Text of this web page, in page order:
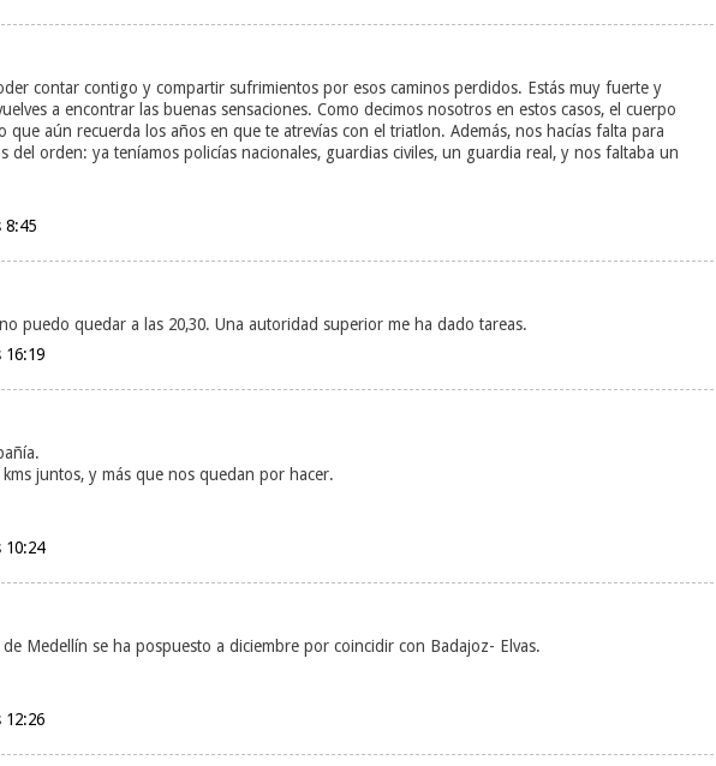
contar contigo y compartir sufrimientos por esos caminos perdidos. Estás muy fuerte y
a encontrar las buenas sensaciones. Como decimos nosotros en estos casos, el cuerpo
que aún recuerda los años en que te atrevías con el triatlon. Además, nos hacías falta para
del orden: ya teníamos policías nacionales, guardias civiles, un guardia real, y nos faltaba un
8:45
puedo quedar a las 20,30. Una autoridad superior me ha dado tareas.
16:19
juntos, y más que nos quedan por hacer.
10:24
Medellín se ha pospuesto a diciembre por coincidir con Badajoz- Elvas.
12:26